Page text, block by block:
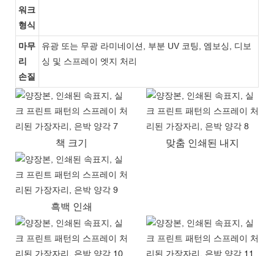
워크
형식
마무
리
손질
유광 또는 무광 라미네이션, 부분 UV 코팅, 엠보싱, 디보
싱 및 스프레이 엣지 처리
책 크기 맞춤 인쇄된 내지
흑백 인쇄